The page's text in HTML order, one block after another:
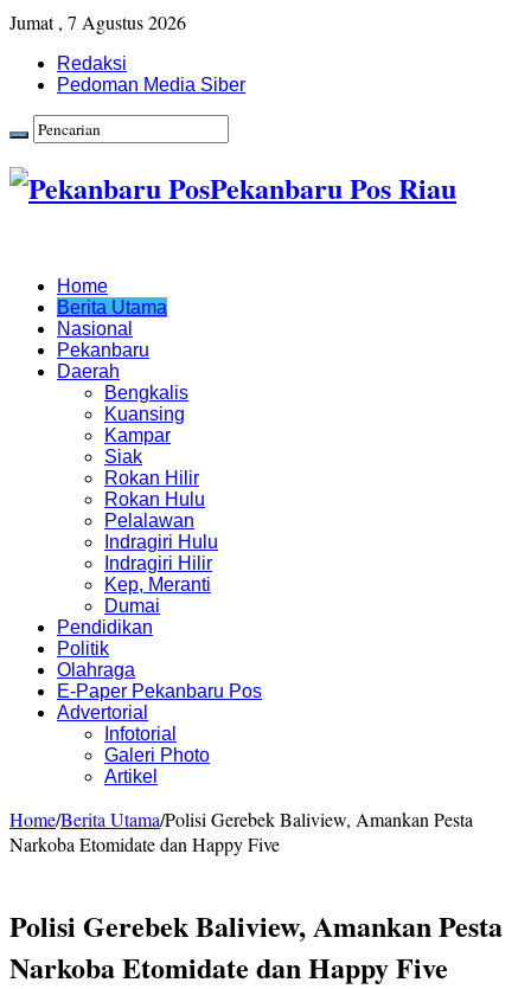
Jumat , 7 Agustus 2026
Redaksi
Pedoman Media Siber
Pekanbaru Pos Riau
Home
Berita Utama
Nasional
Pekanbaru
Daerah
Bengkalis
Kuansing
Kampar
Siak
Rokan Hilir
Rokan Hulu
Pelalawan
Indragiri Hulu
Indragiri Hilir
Kep, Meranti
Dumai
Pendidikan
Politik
Olahraga
E-Paper Pekanbaru Pos
Advertorial
Infotorial
Galeri Photo
Artikel
Home/Berita Utama/Polisi Gerebek Baliview, Amankan Pesta
Narkoba Etomidate dan Happy Five
Polisi Gerebek Baliview, Amankan Pesta
Narkoba Etomidate dan Happy Five